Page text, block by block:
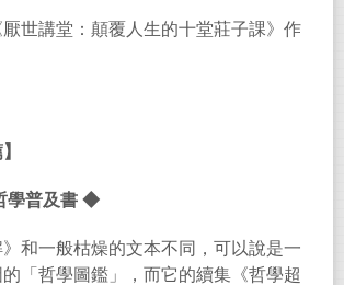
世講堂：顛覆人生的十堂莊子課》作
學普及書 ◆
》和一般枯燥的文本不同，可以說是一
「哲學圖鑑」，而它的續集《哲學超